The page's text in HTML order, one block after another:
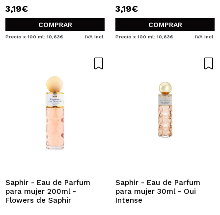
3,19€
COMPRAR
Precio x 100 ml: 10,63€ IVA Incl.
3,19€
COMPRAR
Precio x 100 ml: 10,63€ IVA Incl.
Saphir - Eau de Parfum
para mujer 200ml -
Flowers de Saphir
Saphir - Eau de Parfum
para mujer 30ml - Oui
Intense